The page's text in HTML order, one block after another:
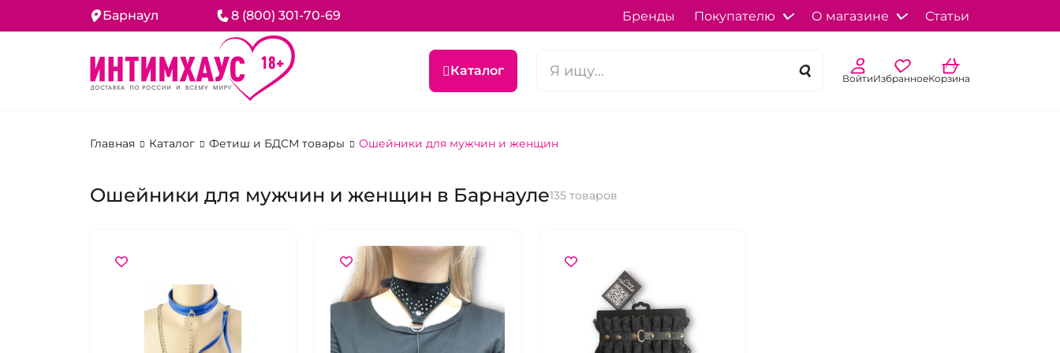
Барнаул 8 (800) 301-70-69 Бренды Покупателю О магазине Статьи
Каталог ВойтиИзбранноеКорзина
Главная Каталог Фетиш и БДСМ товары Ошейники для мужчин и женщин
Ошейники для мужчин и женщин в Барнауле135 товаров